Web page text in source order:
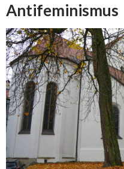
Antifeminismus